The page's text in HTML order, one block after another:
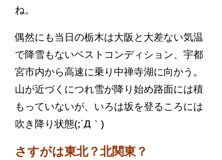
ね。
偶然にも当日の栃木は大阪と大差ない気温
で降雪もないベストコンディション、宇都
宮市内から高速に乗り中禅寺湖に向かう。
山が近づくにつれ雪が降り始め路面には積
もっていないが、いろは坂を登るころには
吹き降り状態(;´Д｀)
さすがは東北？北関東？